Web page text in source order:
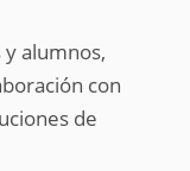
y alumnos,
con
de